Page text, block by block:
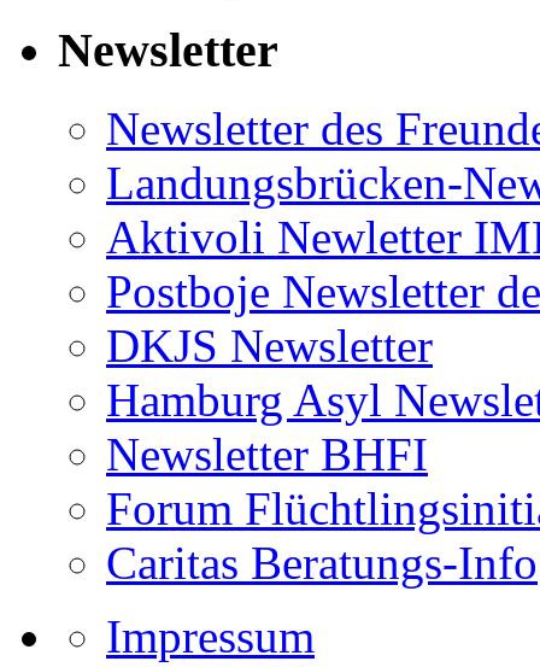
Newsletter
Newsletter des
Landungsbrücken-
Aktivoli Newletter
Postboje Newsletter
DKJS Newsletter
Hamburg Asyl
Newsletter BHFI
Forum
Caritas Beratungs-Info
Impressum